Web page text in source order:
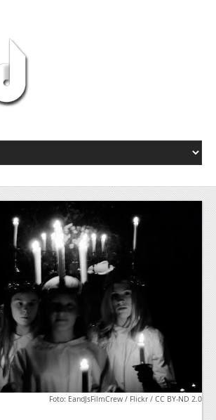
Foto: EandJsFilmCrew / Flickr / CC BY-ND 2.0